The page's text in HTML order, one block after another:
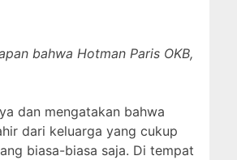
bahwa Hotman Paris OKB,
dan mengatakan bahwa
dari keluarga yang cukup
biasa-biasa saja. Di tempat